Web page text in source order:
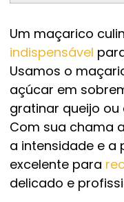
Um maçarico
indispensável
Usamos o
açúcar em
gratinar queijo ou
Com sua chama
a intensidade e
excelente para
delicado e